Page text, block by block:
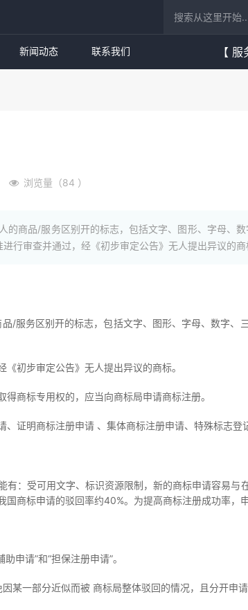
新闻动态 联系我们 【 服
浏览量（84 ）
商品/服务区别开的标志，包括文字、图形、字母、
行审查并通过，经《初步审定公告》无人提出异议的商
/服务区别开的标志，包括文字、图形、字母、数字、
初步审定公告》无人提出异议的商标。
商标专用权的，应当向商标局申请商标注册。
证明商标注册申请 、集体商标注册申请、特殊标志登
：受可用文字、标识资源限制，新的商标申请容易与
商标申请的驳回率约40%。为提高商标注册成功率，
申请”和“担保注册申请”。
某一部分近似而被 商标局整体驳回的情况，且分开申请